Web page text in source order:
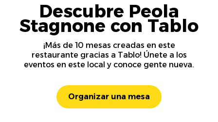
Descubre Peola
Stagnone con Tablo
¡Más de 10 mesas creadas en este
restaurante gracias a Tablo! Únete a los
eventos en este local y conoce gente nueva.
Organizar una mesa